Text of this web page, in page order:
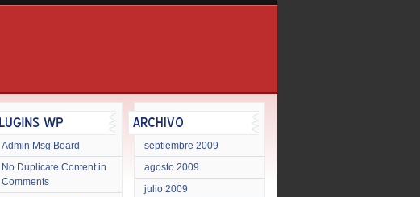
Admin Msg Board
No Duplicate Content in
Comments
septiembre 2009
agosto 2009
julio 2009